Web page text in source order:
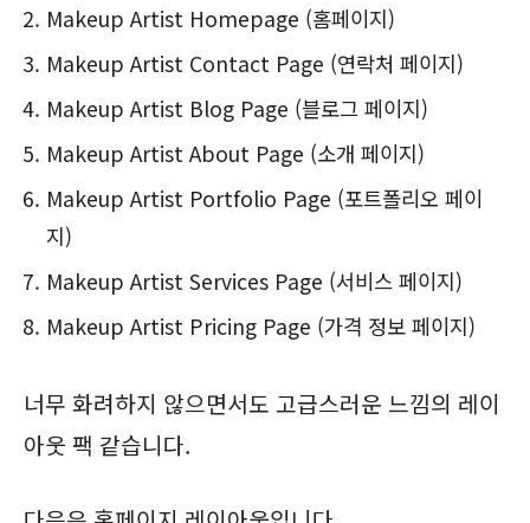
Makeup Artist Homepage (홈페이지)
Makeup Artist Contact Page (연락처 페이지)
Makeup Artist Blog Page (블로그 페이지)
Makeup Artist About Page (소개 페이지)
Makeup Artist Portfolio Page (포트폴리오 페이
지)
Makeup Artist Services Page (서비스 페이지)
Makeup Artist Pricing Page (가격 정보 페이지)
너무 화려하지 않으면서도 고급스러운 느낌의 레이
아웃 팩 같습니다.